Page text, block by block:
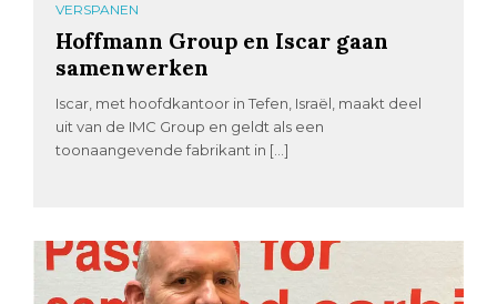
VERSPANEN
Hoffmann Group en Iscar gaan
samenwerken
Iscar, met hoofdkantoor in Tefen, Israël, maakt deel
uit van de IMC Group en geldt als een
toonaangevende fabrikant in […]